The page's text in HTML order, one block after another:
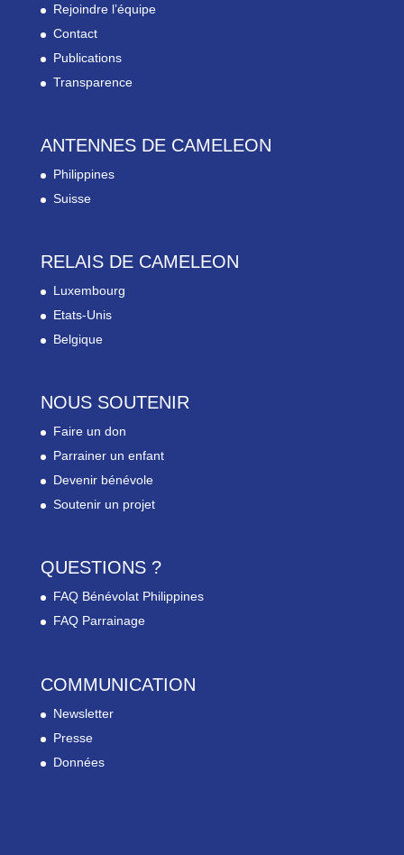
Rejoindre l’équipe
Contact
Publications
Transparence
ANTENNES DE CAMELEON
Philippines
Suisse
RELAIS DE CAMELEON
Luxembourg
Etats-Unis
Belgique
NOUS SOUTENIR
Faire un don
Parrainer un enfant
Devenir bénévole
Soutenir un projet
QUESTIONS ?
FAQ Bénévolat Philippines
FAQ Parrainage
COMMUNICATION
Newsletter
Presse
Données